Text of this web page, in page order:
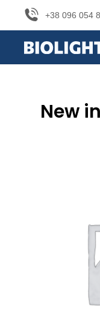
+38 096 054
New